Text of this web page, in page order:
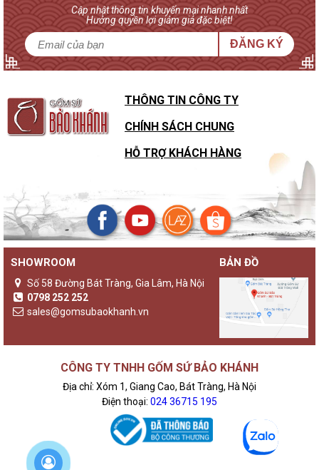
Cập nhật thông tin khuyến mại nhanh nhất
Hưởng quyền lợi giảm giá đặc biệt!
ĐĂNG KÝ
THÔNG TIN CÔNG TY
CHÍNH SÁCH CHUNG
HỖ TRỢ KHÁCH HÀNG
SHOWROOM
Số 58 Đường Bát Tràng, Gia Lâm, Hà Nội
0798 252 252
sales@gomsubaokhanh.vn
BẢN ĐỒ
CÔNG TY TNHH GỐM SỨ BẢO KHÁNH
Địa chỉ: Xóm 1, Giang Cao, Bát Tràng, Hà Nội
Điện thoại: 024 36715 195